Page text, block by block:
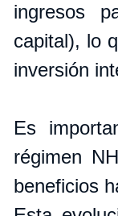
ingresos
capital), lo
inversión
Es
régimen
beneficios